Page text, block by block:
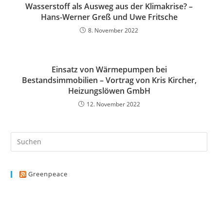
Wasserstoff als Ausweg aus der Klimakrise? –
Hans-Werner Greß und Uwe Fritsche
8. November 2022
Einsatz von Wärmepumpen bei
Bestandsimmobilien – Vortrag von Kris Kircher,
Heizungslöwen GmbH
12. November 2022
Greenpeace